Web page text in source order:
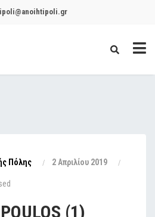
Πόλης 2 Απριλίου 2019
(1)